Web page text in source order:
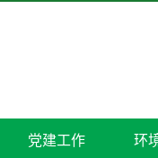
党建工作 环